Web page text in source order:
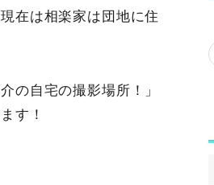
在は相楽家は団地に住
の自宅の撮影場所！」
す！